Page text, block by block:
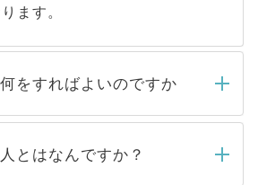
ます。
をすればよいのですか
きましたら、弊社担当者がご
確認し、その後メールもしくは
とはなんですか？